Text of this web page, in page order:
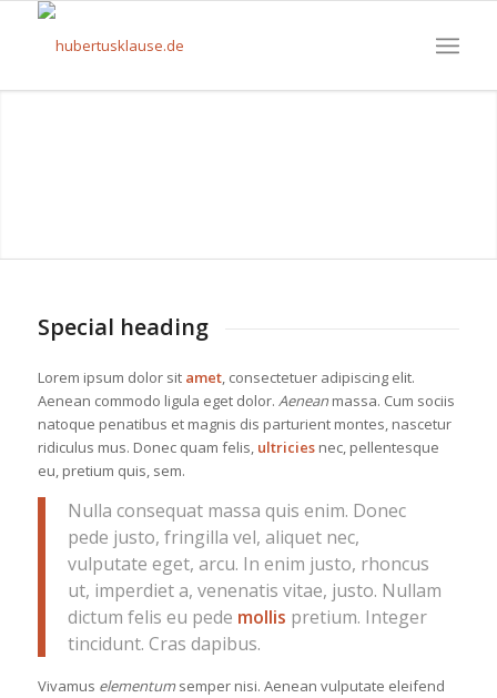
Special heading
Lorem ipsum dolor sit amet, consectetuer adipiscing elit.
Aenean commodo ligula eget dolor. Aeneanmassa. Cum sociis
natoque penatibus et magnis dis parturient montes, nascetur
ridiculus mus. Donec quam felis, ultriciesnec, pellentesque
eu, pretium quis, sem.
Nulla consequat massa quis enim. Donec
pede justo, fringilla vel, aliquet nec,
vulputate eget, arcu. In enim justo, rhoncus
ut, imperdiet a, venenatis vitae, justo. Nullam
dictum felis eu pede mollis pretium. Integer
tincidunt. Cras dapibus.
Vivamus elementumsemper nisi. Aenean vulputate eleifend